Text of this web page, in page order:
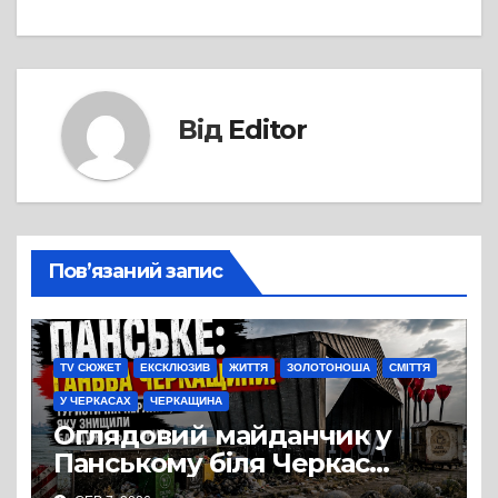
Від Editor
Пов’язаний запис
TV СЮЖЕТ ЕКСКЛЮЗИВ ЖИТТЯ ЗОЛОТОНОША СМІТТЯ
У ЧЕРКАСАХ ЧЕРКАЩИНА
Оглядовий майданчик у
Панському біля Черкас
перетворився на занедбане